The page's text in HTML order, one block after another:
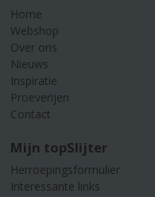
Home
Webshop
Over ons
Nieuws
Inspiratie
Proeverijen
Contact
Mijn topSlijter
Herroepingsformulier
Interessante links